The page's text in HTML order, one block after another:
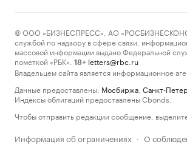
© ООО «БИЗНЕСПРЕСС», АО
службой по надзору в сфере связи,
массовой информации выдано Федеральной
пометкой «РБК».
18+ letters@rbc.ru
Владельцем сайта является информационное
Данные предоставлены: Мосбиржа Санкт-
Индексы облигаций предоставлены Cbonds.
Чтобы отправить редакции сообщение,
Информация об ограничениях · О